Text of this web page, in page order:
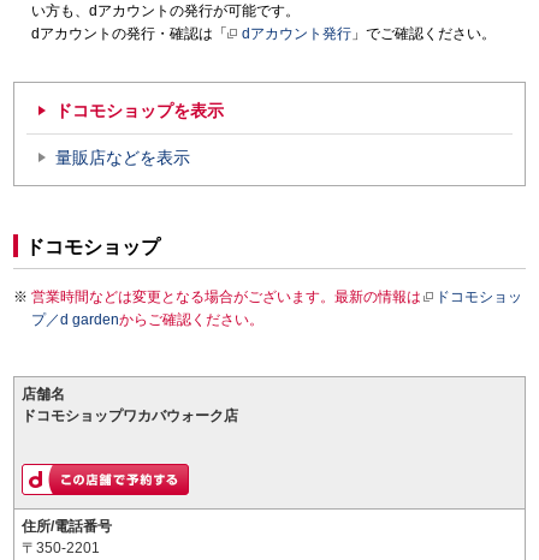
い方も、dアカウントの発行が可能です。
dアカウントの発行・確認は「
dアカウント発行 」でご確認ください。
ドコモショップを表示
量販店などを表示
ドコモショップ
営業時間などは変更となる場合がございます。最新の情報は
ドコモショッ
プ／d gardenからご確認ください。
店舗名
ドコモショップワカバウォーク店
住所/電話番号
〒350-2201